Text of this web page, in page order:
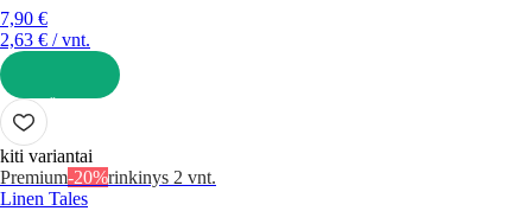
7,90 €
2,63 € / vnt.
Į KREPŠELĮ
kiti variantai
Premium-20%rinkinys 2 vnt.
Linen Tales